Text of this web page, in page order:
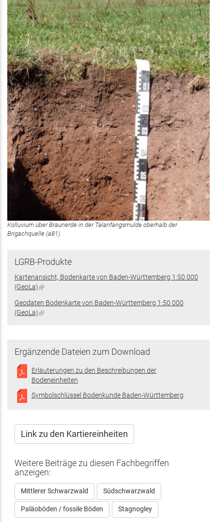
Kolluvium über Braunerde in der Talanfangsmulde oberhalb der
Brigachquelle (a81)
LGRB-Produkte
Kartenansicht, Bodenkarte von Baden-Württemberg 1:50 000
(GeoLa)(Link
extern)
Geodaten Bodenkarte von Baden-Württemberg 1:50 000
(GeoLa)(Link
Ergänzende Dateien zum Download
Erläuterungen zu den Beschreibungen der
Bodeneinheiten
Symbolschlüssel Bodenkunde Baden-Württemberg
Link zu den Kartiereinheiten
Weitere Beiträge zu diesen Fachbegriffen
anzeigen:
Mittlerer Schwarzwald Südschwarzwald
Paläoböden / fossile Böden Stagnogley